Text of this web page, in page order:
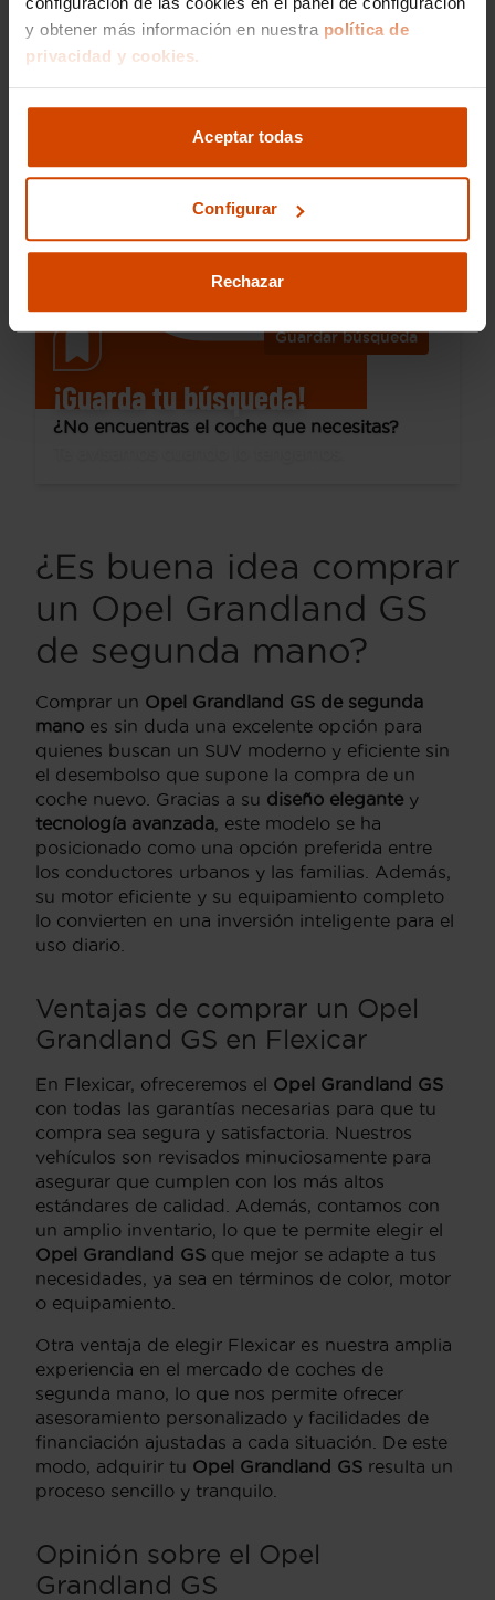
y obtener más información en nuestra política de
privacidad y cookies.
Aceptar todas
Configurar
Rechazar
Desde 264 € /mes*
Opel Grandland
1.2T XHT MT6 S/S GS
2024
28.997 km
Manual
I.V.A. Deducible Albacete
Guardar búsqueda
¡Guarda tu búsqueda!
¿No encuentras el coche que necesitas?
¿Es buena idea comprar
un Opel Grandland GS
de segunda mano?
Comprar un Opel Grandland GS de segunda
mano es sin duda una excelente opción para
quienes buscan un SUV moderno y eficiente sin
el desembolso que supone la compra de un
coche nuevo. Gracias a su diseño elegante y
tecnología avanzada , este modelo se ha
posicionado como una opción preferida entre
los conductores urbanos y las familias. Además,
su motor eficiente y su equipamiento completo
lo convierten en una inversión inteligente para el
uso diario.
Ventajas de comprar un Opel
Grandland GS en Flexicar
En Flexicar, ofreceremos el Opel Grandland GS
con todas las garantías necesarias para que tu
compra sea segura y satisfactoria. Nuestros
vehículos son revisados minuciosamente para
asegurar que cumplen con los más altos
estándares de calidad. Además, contamos con
un amplio inventario, lo que te permite elegir el
Opel Grandland GS que mejor se adapte a tus
necesidades, ya sea en términos de color, motor
o equipamiento.
Otra ventaja de elegir Flexicar es nuestra amplia
experiencia en el mercado de coches de
segunda mano, lo que nos permite ofrecer
asesoramiento personalizado y facilidades de
financiación ajustadas a cada situación. De este
modo, adquirir tu Opel Grandland GS resulta un
proceso sencillo y tranquilo.
Opinión sobre el Opel
Grandland GS